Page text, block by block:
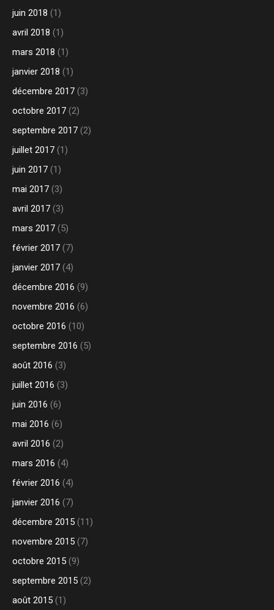
juin 2018 (1)
avril 2018 (1)
mars 2018 (1)
janvier 2018 (1)
décembre 2017 (3)
octobre 2017 (2)
septembre 2017 (2)
juillet 2017 (1)
juin 2017 (1)
mai 2017 (3)
avril 2017 (3)
mars 2017 (5)
février 2017 (7)
janvier 2017 (4)
décembre 2016 (9)
novembre 2016 (6)
octobre 2016 (10)
septembre 2016 (5)
août 2016 (3)
juillet 2016 (3)
juin 2016 (6)
mai 2016 (6)
avril 2016 (2)
mars 2016 (4)
février 2016 (4)
janvier 2016 (7)
décembre 2015 (11)
novembre 2015 (7)
octobre 2015 (9)
septembre 2015 (2)
août 2015 (1)